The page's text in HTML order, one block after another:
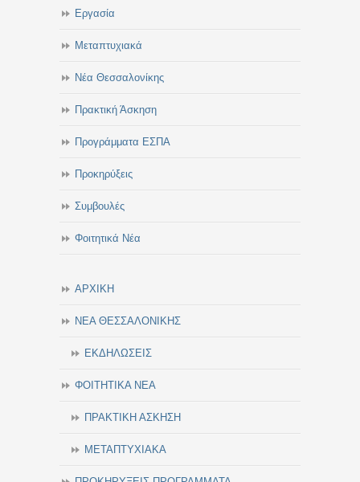
Εργασία
Μεταπτυχιακά
Νέα Θεσσαλονίκης
Πρακτική Άσκηση
Προγράμματα ΕΣΠΑ
Προκηρύξεις
Συμβουλές
Φοιτητικά Νέα
ΑΡΧΙΚΗ
ΝΕΑ ΘΕΣΣΑΛΟΝΙΚΗΣ
ΕΚΔΗΛΩΣΕΙΣ
ΦΟΙΤΗΤΙΚΑ ΝΕΑ
ΠΡΑΚΤΙΚΗ ΑΣΚΗΣΗ
ΜΕΤΑΠΤΥΧΙΑΚΑ